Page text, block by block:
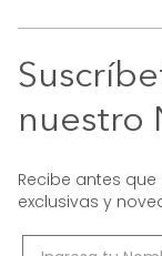
nuestro
Recibe antes
exclusivas y